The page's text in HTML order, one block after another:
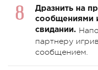
Дразнить на
сообщениями
свидании.
партнеру
сообщением.